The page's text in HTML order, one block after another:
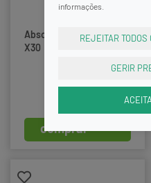
informações.
REJEITAR
GERIR
Absorvit Smart50+ Caps
X30
comprar
26,40€